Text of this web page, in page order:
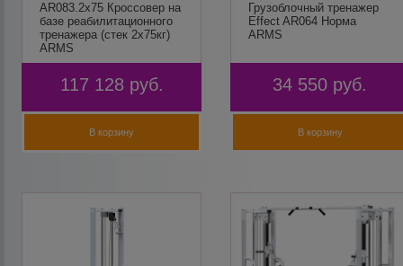
AR083.2х75 Кроссовер на
базе реабилитационного
тренажера (стек 2х75кг)
ARMS
117 128 руб.
В корзину
Грузоблочный тренажер
Effect AR064 Норма
ARMS
34 550 руб.
В корзину